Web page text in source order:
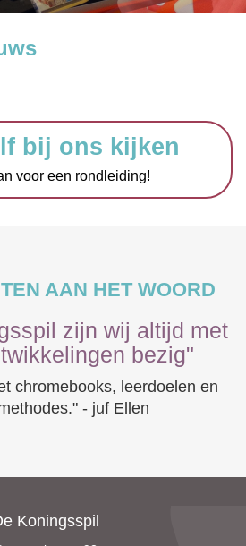
bij ons kijken
voor een rondleiding!
AAN HET WOORD
zijn wij altijd met
bezig"
chromebooks, leerdoelen en
- juf Ellen
Koningsspil